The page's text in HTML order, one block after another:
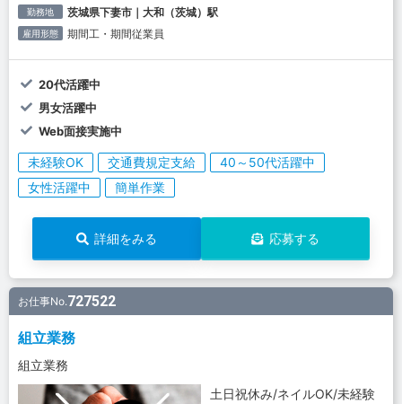
勤務地 茨城県下妻市｜大和（茨城）駅
雇用形態 期間工・期間従業員
20代活躍中
男女活躍中
Web面接実施中
未経験OK 交通費規定支給
40～50代活躍中
女性活躍中
簡単作業
詳細をみる 応募する
お仕事No.727522
組立業務
組立業務
土日祝休み/ネイルOK/未経験